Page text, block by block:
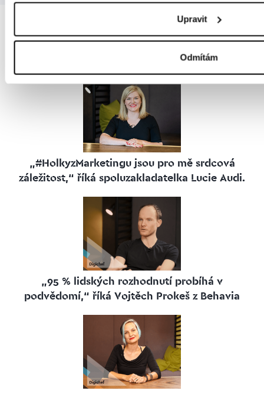
Upravit
Odmítám
Související články
„#HolkyzMarketingu jsou pro mě srdcová
záležitost,“ říká spoluzakladatelka Lucie Audi.
„95 % lidských rozhodnutí probíhá v
podvědomí,“ říká Vojtěch Prokeš z Behavia